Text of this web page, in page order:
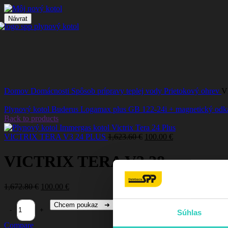
Súhlas
Návrat
Domov Domácnosti Spôsob prípravy teplej vody Prietokový ohrev
Plynový kotol Buderus Logamax plus GB 122-24i + magnetický
Back to products
VICTRIX TERA V3 24 PLUS 1,623.60€ 100.00 €
VICTRIX TERA V3 28
1,672.80€ 100.00 €
Chcem poukaz ➜
Compare